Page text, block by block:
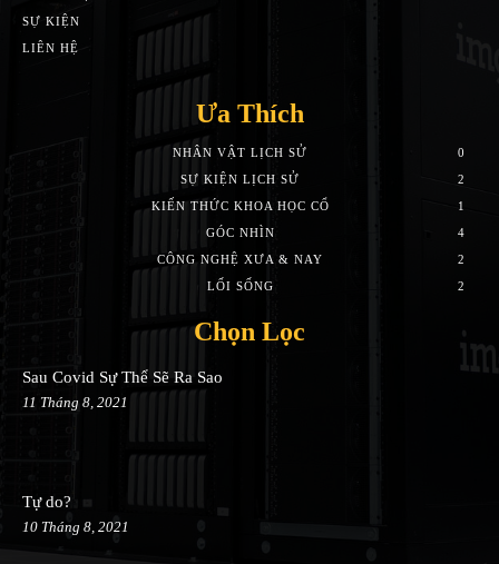
SỰ KIỆN
LIÊN HỆ
Ưa Thích
NHÂN VẬT LỊCH SỬ
0
SỰ KIỆN LỊCH SỬ
2
KIẾN THỨC KHOA HỌC CỔ
1
GÓC NHÌN
4
CÔNG NGHỆ XƯA & NAY
2
LỐI SỐNG
2
Chọn Lọc
Sau Covid Sự Thể Sẽ Ra Sao
11 Tháng 8, 2021
Tự do?
10 Tháng 8, 2021